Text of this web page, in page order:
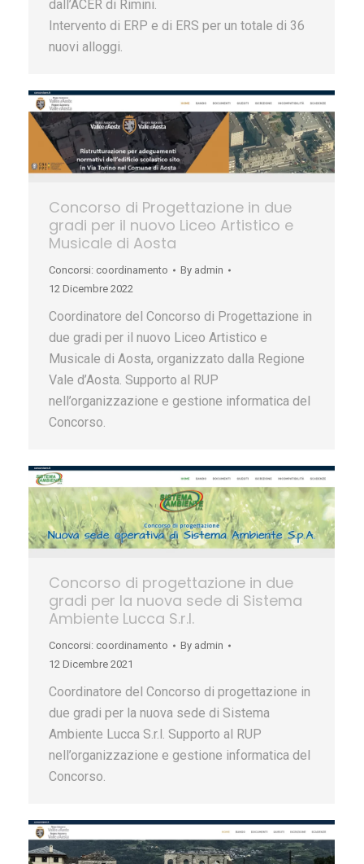
dall’ACER di Rimini.
Intervento di ERP e di ERS per un totale di 36
nuovi alloggi.
Concorso di Progettazione in due
gradi per il nuovo Liceo Artistico e
Musicale di Aosta
Concorsi: coordinamento By admin
12 Dicembre 2022
Coordinatore del Concorso di Progettazione in
due gradi per il nuovo Liceo Artistico e
Musicale di Aosta, organizzato dalla Regione
Vale d’Aosta. Supporto al RUP
nell’organizzazione e gestione informatica del
Concorso.
Concorso di progettazione in due
gradi per la nuova sede di Sistema
Ambiente Lucca S.r.l.
Concorsi: coordinamento By admin
12 Dicembre 2021
Coordinatore del Concorso di progettazione in
due gradi per la nuova sede di Sistema
Ambiente Lucca S.r.l. Supporto al RUP
nell’organizzazione e gestione informatica del
Concorso.